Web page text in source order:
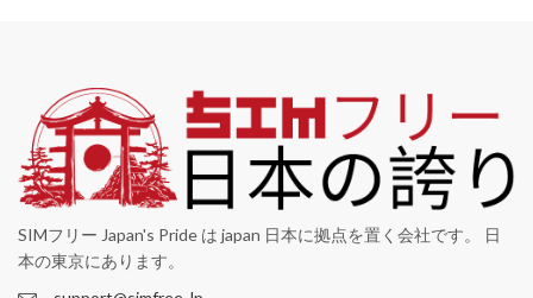
SIMフリー Japan's Pride は japan 日本に拠点を置く会社です。 日
本の東京にあります。